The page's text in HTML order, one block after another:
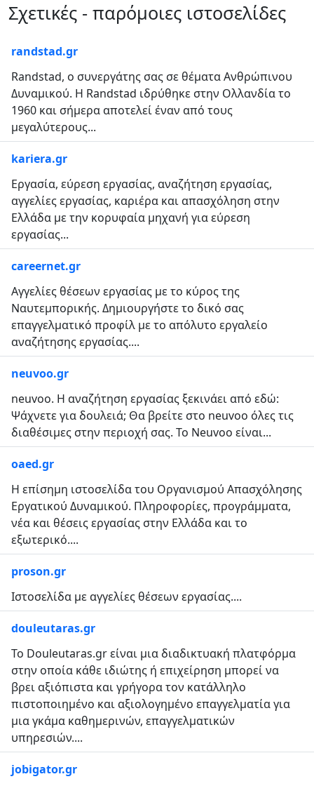
Σχετικές - παρόμοιες ιστοσελίδες
randstad.gr
Randstad, ο συνεργάτης σας σε θέματα Ανθρώπινου
Δυναμικού. Η Randstad ιδρύθηκε στην Ολλανδία το
1960 και σήμερα αποτελεί έναν από τους
μεγαλύτερους...
kariera.gr
Εργασία, εύρεση εργασίας, αναζήτηση εργασίας,
αγγελίες εργασίας, καριέρα και απασχόληση στην
Ελλάδα με την κορυφαία μηχανή για εύρεση
εργασίας...
careernet.gr
Αγγελίες θέσεων εργασίας με το κύρος της
Ναυτεμπορικής. Δημιουργήστε το δικό σας
επαγγελματικό προφίλ με το απόλυτο εργαλείο
αναζήτησης εργασίας....
neuvoo.gr
neuvoo. Η αναζήτηση εργασίας ξεκινάει από εδώ:
Ψάχνετε για δουλειά; Θα βρείτε στο neuvoo όλες τις
διαθέσιμες στην περιοχή σας. To Neuvoo είναι...
oaed.gr
Η επίσημη ιστοσελίδα του Οργανισμού Απασχόλησης
Εργατικού Δυναμικού. Πληροφορίες, προγράμματα,
νέα και θέσεις εργασίας στην Ελλάδα και το
εξωτερικό....
proson.gr
Ιστοσελίδα με αγγελίες θέσεων εργασίας....
douleutaras.gr
Το Douleutaras.gr είναι μια διαδικτυακή πλατφόρμα
στην οποία κάθε ιδιώτης ή επιχείρηση μπορεί να
βρει αξιόπιστα και γρήγορα τον κατάλληλο
πιστοποιημένο και αξιολογημένο επαγγελματία για
μια γκάμα καθημερινών, επαγγελματικών
υπηρεσιών....
jobigator.gr